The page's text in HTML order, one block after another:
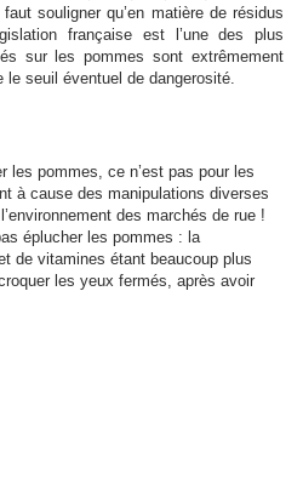
souligner qu’en matière de résidus
française est l’une des plus
sur les pommes sont extrêmement
seuil éventuel de dangerosité.
les pommes, ce n’est pas pour les
à cause des manipulations diverses
des marchés de rue !
éplucher les pommes : la
de vitamines étant beaucoup plus
les yeux fermés, après avoir